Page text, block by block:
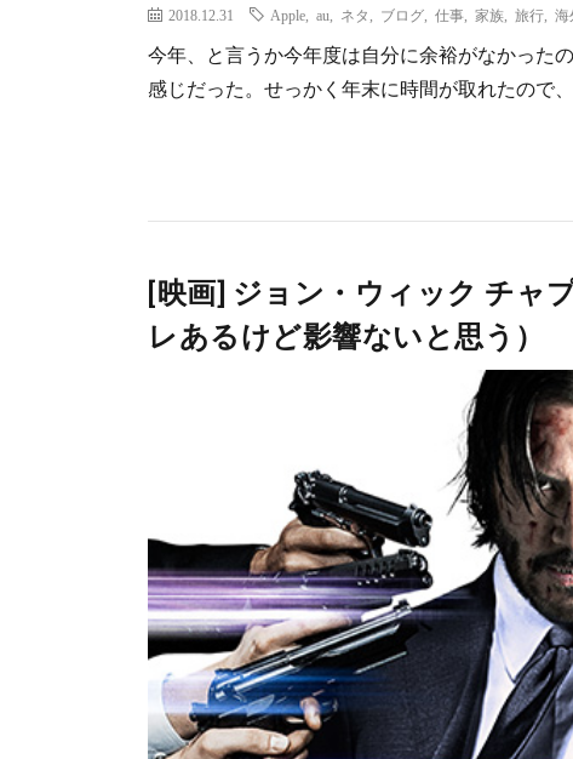
2018.12.31 Apple au ネタ ブログ 仕事 家族 旅行 海
今年、と言うか今年度は自分に余裕がなかった
感じだった。せっかく年末に時間が取れたので
[映画] ジョン・ウィック チャ
レあるけど影響ないと思う）